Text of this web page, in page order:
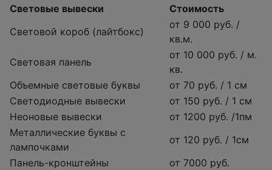
Световые вывески
Стоимость
Световой короб (лайтбокс)
от 9 000 руб. /
кв.м.
Световая панель
от 10 000 руб. / м.
кв.
Объемные световые буквы
от 70 руб. / 1 см
Светодиодные вывески
от 150 руб. / 1 см
Неоновые вывески
от 1200 руб. /1пм
Металлические буквы с
лампочками
от 120 руб. / 1см
Панель-кронштейны
от 7000 руб.